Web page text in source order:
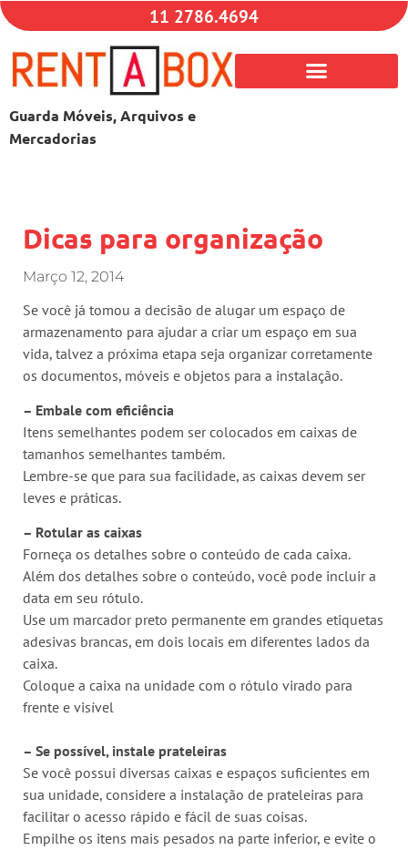
11 2786.4694
Guarda Móveis, Arquivos e
Mercadorias
Dicas para organização
Março 12, 2014
Se você já tomou a decisão de alugar um espaço de
armazenamento para ajudar a criar um espaço em sua
vida, talvez a próxima etapa seja organizar corretamente
os documentos, móveis e objetos para a instalação.
– Embale com eficiência
Itens semelhantes podem ser colocados em caixas de
tamanhos semelhantes também.
Lembre-se que para sua facilidade, as caixas devem ser
leves e práticas.
– Rotular as caixas
Forneça os detalhes sobre o conteúdo de cada caixa.
Além dos detalhes sobre o conteúdo, você pode incluir a
data em seu rótulo.
Use um marcador preto permanente em grandes etiquetas
adesivas brancas, em dois locais em diferentes lados da
caixa.
Coloque a caixa na unidade com o rótulo virado para
frente e visível
– Se possível, instale prateleiras
Se você possui diversas caixas e espaços suficientes em
sua unidade, considere a instalação de prateleiras para
facilitar o acesso rápido e fácil de suas coisas.
Empilhe os itens mais pesados ​​na parte inferior, e evite o